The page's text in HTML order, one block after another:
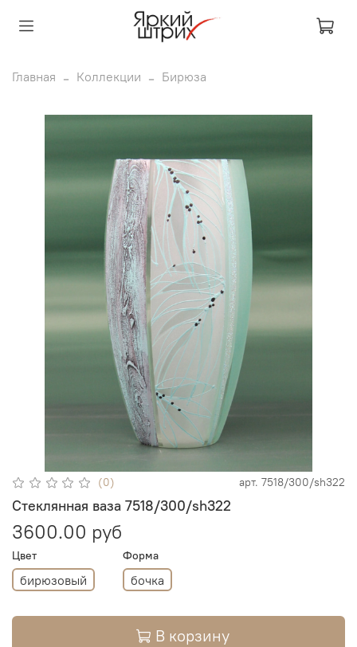
Главная Коллекции Бирюза
(0) арт. 7518/300/sh322
Стеклянная ваза 7518/300/sh322
3600.00 руб
Цвет
бирюзовый
Форма
бочка
В корзину